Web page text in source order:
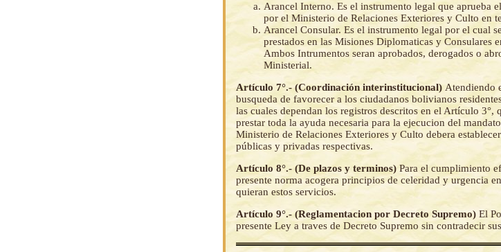
Arancel Interno. Es el instrumento legal que aprueba
por el Ministerio de Relaciones Exteriores y Culto en
Arancel Consular. Es el instrumento legal por el cual
prestados en las Misiones Diplomaticas y Consulares
Ambos Intrumentos seran aprobados, derogados o
Ministerial.
Artículo 7°.- (Coordinación interinstitucional) Atendiendo
busqueda de favorecer a los ciudadanos bolivianos
las cuales dependan los registros descritos en el Artículo 3°,
prestar toda la ayuda necesaria para la ejecucion del
Ministerio de Relaciones Exteriores y Culto debera
públicas y privadas respectivas.
Artículo 8°.- (De plazos y terminos) Para el cumplimiento
presente norma acogera principios de celeridad y urgencia
quieran estos servicios.
Artículo 9°.- (Reglamentacion por Decreto Supremo) El
presente Ley a traves de Decreto Supremo sin contradecir